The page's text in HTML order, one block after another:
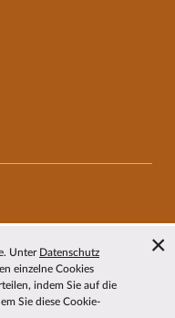
Unter Datenschutz
einzelne Cookies
indem Sie auf die
Sie diese Cookie-